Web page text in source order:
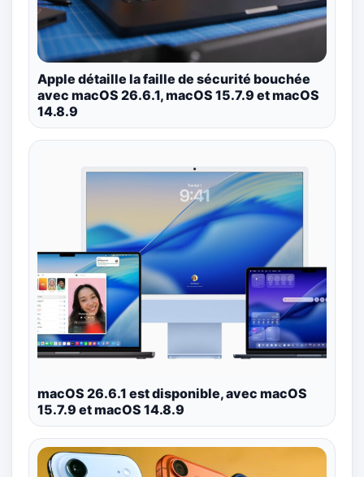
Apple détaille la faille de sécurité bouchée
avec macOS 26.6.1, macOS 15.7.9 et macOS
14.8.9
macOS 26.6.1 est disponible, avec macOS
15.7.9 et macOS 14.8.9